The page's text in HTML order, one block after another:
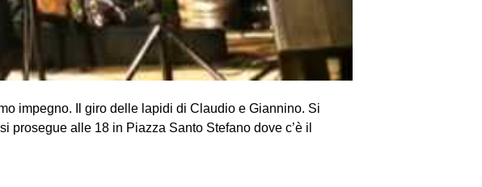
impegno. Il giro delle lapidi di Claudio e Giannino. Si
alle 18 in Piazza Santo Stefano dove c’è il